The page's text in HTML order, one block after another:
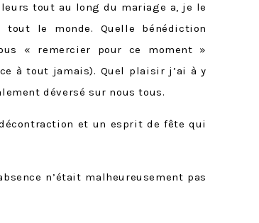
tout au long du mariage a, je le
le monde. Quelle bénédiction
« remercier pour ce moment »
à tout jamais). Quel plaisir j’ai à y
déversé sur nous tous.
et un esprit de fête qui
n’était malheureusement pas